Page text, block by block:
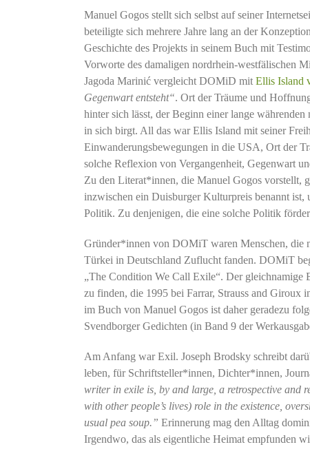
Manuel Gogos stellt sich selbst auf seiner
beteiligte sich mehrere Jahre lang an der
Geschichte des Projekts in seinem Buch mit
Vorworte des damaligen nordrhein-westfälischen
Jagoda Marinić vergleicht DOMiD mitEllis Island
Gegenwart entsteht“. Ort der Träume und
hinter sich lässt, der Beginn einer lange
in sich birgt. All das war Ellis Island mit seiner
Einwanderungsbewegungen in die USA, Ort der
solche Reflexion von Vergangenheit, Gegenwart
Zu den Literat*innen, die Manuel Gogos vorstellt,
inzwischen ein Duisburger Kulturpreis benannt ist,
Politik. Zu denjenigen, die eine solche Politik
Gründer*innen von DOMiT waren Menschen, die
Türkei in Deutschland Zuflucht fanden. DOMiT
„The Condition We Call Exile“. Der gleichnamige
zu finden, die 1995 bei Farrar, Strauss and Giroux
im Buch von Manuel Gogos ist daher geradezu
Svendborger Gedichten (in Band 9 der
Am Anfang war Exil. Joseph Brodsky schreibt
leben, für Schriftsteller*innen, Dichter*innen,
writer in exile is, by and large, a retrospective and
with other people’s lives) role in the existence,
usual pea soup.” Erinnerung mag den Alltag
Irgendwo, das als eigentliche Heimat empfunden